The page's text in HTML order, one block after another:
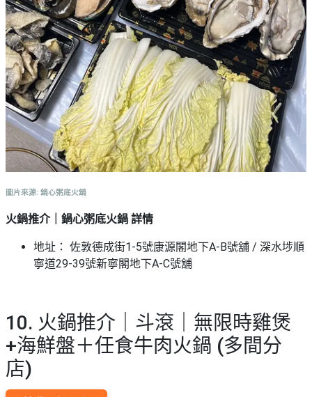
圖片來源: 鍋心粥底火鍋
火鍋推介｜鍋心粥底火鍋 詳情
地址： 佐敦德成街1-5號康源閣地下A-B號舖 / 深水埗順
寧道29-39號新寧閣地下A-C號舖
10. 火鍋推介｜斗滾｜無限時雞煲
+海鮮盤＋任食牛肉火鍋 (多間分
店)